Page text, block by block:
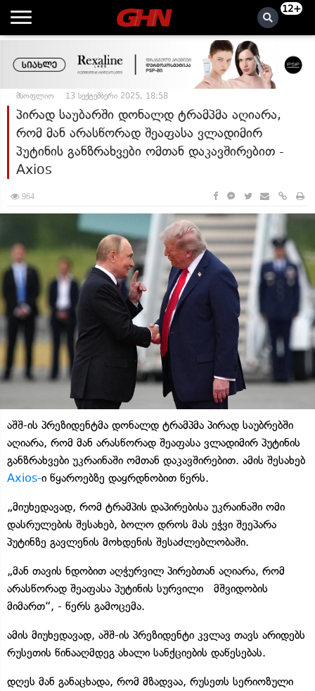
12+
მსოფლიო 13 სექტემბერი 2025, 18:58
პირად საუბარში დონალდ ტრამპმა აღიარა,
რომ მან არასწორად შეაფასა ვლადიმირ
პუტინის განზრახვები ომთან დაკავშირებით -
Axios
964
აშშ-ის პრეზიდენტმა დონალდ ტრამპმა პირად საუბრებში
აღიარა, რომ მან არასწორად შეაფასა ვლადიმირ პუტინის
განზრახვები უკრაინაში ომთან დაკავშირებით. ამის შესახებ
Axios-ი წყაროებზე დაყრდნობით წერს.
„მიუხედავად, რომ ტრამპის დაპირებისა უკრაინაში ომი
დასრულების შესახებ, ბოლო დროს მას ეჭვი შეეპარა
პუტინზე გავლენის მოხდენის შესაძლებლობაში.
„მან თავის ნდობით აღჭურვილ პირებთან აღიარა, რომ
არასწორად შეაფასა პუტინის სურვილი მშვიდობის
მიმართ“, - წერს გამოცემა.
ამის მიუხედავად, აშშ-ის პრეზიდენტი კვლავ თავს არიდებს
რუსეთის წინააღმდეგ ახალი სანქციების დაწესებას.
დღეს მან განაცხადა, რომ მზადვაა, რუსეთს სერიოზული